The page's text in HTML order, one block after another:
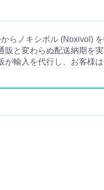
らノキシボル (Noxivol)
と変わらぬ配送納期を実
輸入を代行し、お客様